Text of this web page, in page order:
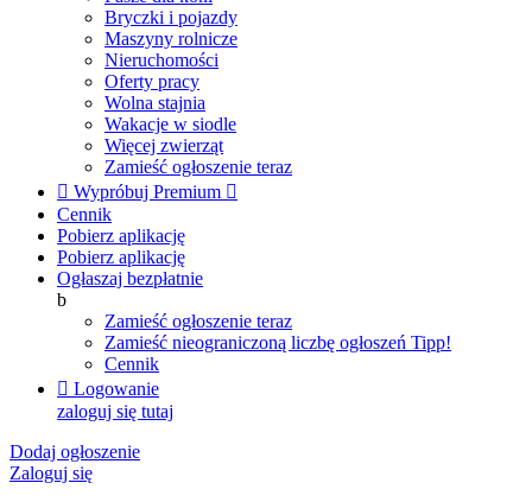
Bryczki i pojazdy
Maszyny rolnicze
Nieruchomości
Oferty pracy
Wolna stajnia
Wakacje w siodle
Więcej zwierząt
Zamieść ogłoszenie teraz
 Wypróbuj Premium 
Cennik
Pobierz aplikację
Pobierz aplikację
Ogłaszaj bezpłatnie
b
Zamieść ogłoszenie teraz
Zamieść nieograniczoną liczbę ogłoszeń Tipp!
Cennik
 Logowanie
zaloguj się tutaj
Dodaj ogłoszenie
Zaloguj się